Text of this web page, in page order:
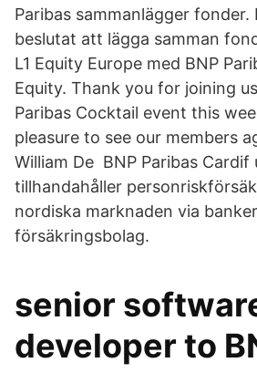
Paribas sammanlägger fonder.
beslutat att lägga samman
L1 Equity Europe med BNP
Equity. Thank you for joining
Paribas Cocktail event this
pleasure to see our members
William De BNP Paribas
tillhandahåller
nordiska marknaden via
försäkringsbolag.
senior
developer to